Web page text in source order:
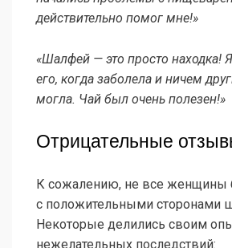
действительно помог мне!»
«Шалфей — это просто находка!
его, когда заболела и ничем
могла. Чай был очень полезен!»
Отрицательные
К сожалению, не все женщины
с положительными сторонами
Некоторые делились своим
нежелательных последствий: